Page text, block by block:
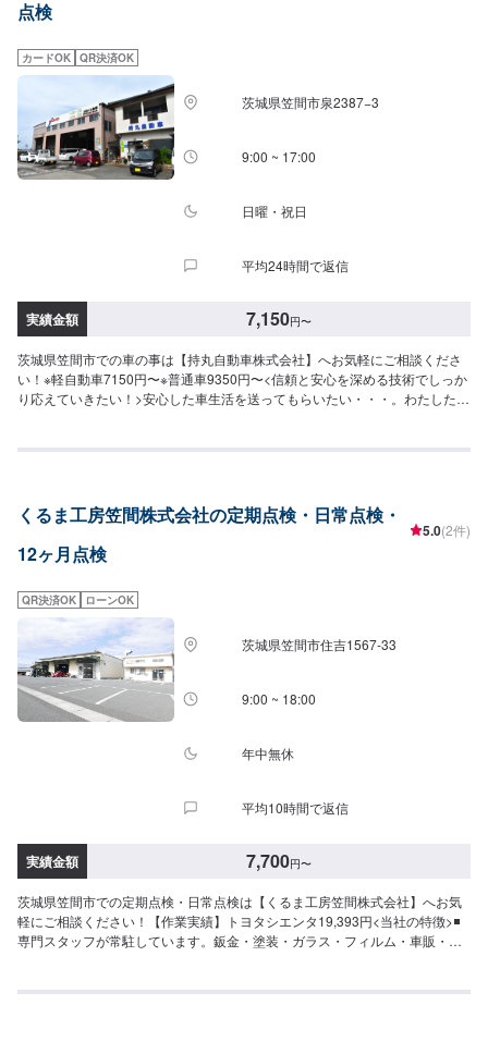
点検
カードOK QR決済OK
茨城県笠間市泉2387−3
9:00 ~ 17:00
日曜・祝日
平均24時間で返信
実績金額 7,150円〜
茨城県笠間市での車の事は【持丸自動車株式会社】へお気軽にご相談くださ
い！※軽自動車7150円〜※普通車9350円〜<信頼と安心を深める技術でしっか
り応えていきたい！>安心した車生活を送ってもらいたい・・・。わたしたち
「信頼」という目に見えない絆で繋がっています。なぜならお客様には、仕
そんな気持ちで仕事をしています。ご相談もお気軽にどうぞ！【1】オファー
にてお問い合わせ【2】お見積り【3】お見積りにご納得いただければ作業開
始【4】仕上がり次第納車-----納期について-----納期は通常1日～2日程度で納
い。-----ご来店時の注意、受付方法-----入庫の際はお気をつけてお越しくださ
い。駐車スペースは事務所前の空いているスペースに駐車してください。受
付はスタッフへ「メンテモで予約しました」とお伝えください。ご案内いた
します。【定休日・営業時間】定休日：日曜日、祝日営業時間：9:00～17:00
くるま工房笠間株式会社の定期点検・日常点検・
12ヶ月点検
5.0(2件)
QR決済OK ローンOK
茨城県笠間市住吉1567-33
9:00 ~ 18:00
年中無休
平均10時間で返信
実績金額 7,700円〜
茨城県笠間市での定期点検・日常点検は【くるま工房笠間株式会社】へお気
軽にご相談ください！【作業実績】トヨタシエンタ19,393円<当社の特徴>◾
専門スタッフが常駐しています。鈑金・塗装・ガラス・フィルム・車販・そ
いております。お客様がそのお車を乗っている間は保証します。◾土・日・祝